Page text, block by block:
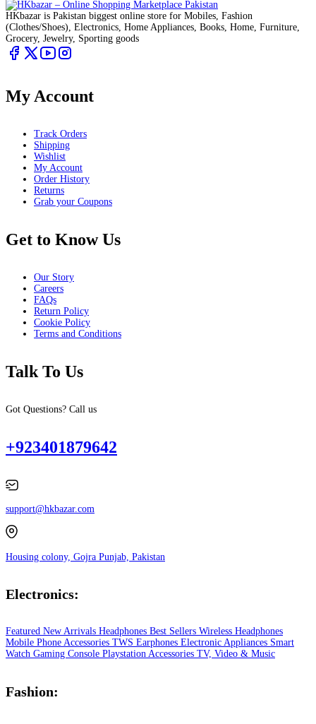
HKbazar is Pakistan biggest online store for Mobiles, Fashion
(Clothes/Shoes), Electronics, Home Appliances, Books, Home, Furniture,
Grocery, Jewelry, Sporting goods
My Account
Track Orders
Shipping
Wishlist
My Account
Order History
Returns
Grab your Coupons
Get to Know Us
Our Story
Careers
FAQs
Return Policy
Cookie Policy
Terms and Conditions
Talk To Us
Got Questions? Call us
+923401879642
support@hkbazar.com
Housing colony, Gojra Punjab, Pakistan
Electronics:
Featured New Arrivals Headphones Best Sellers Wireless Headphones
Mobile Phone Accessories TWS Earphones Electronic Appliances Smart
Watch Gaming Console Playstation Accessories TV, Video & Music
Fashion: